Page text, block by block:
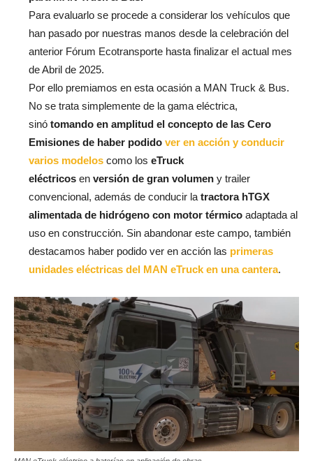
Para evaluarlo se procede a considerar los vehículos que
han pasado por nuestras manos desde la celebración del
anterior Fórum Ecotransporte hasta finalizar el actual mes
de Abril de 2025.
Por ello premiamos en esta ocasión a MAN Truck & Bus.
No se trata simplemente de la gama eléctrica,
sinó tomando en amplitud el concepto de las Cero
Emisiones de haber podido ver en acción y conducir
varios modelos como los eTruck
eléctricos en versión de gran volumen y trailer
convencional, además de conducir la tractora hTGX
alimentada de hidrógeno con motor térmico adaptada al
uso en construcción. Sin abandonar este campo, también
destacamos haber podido ver en acción las primeras
unidades eléctricas del MAN eTruck en una cantera.